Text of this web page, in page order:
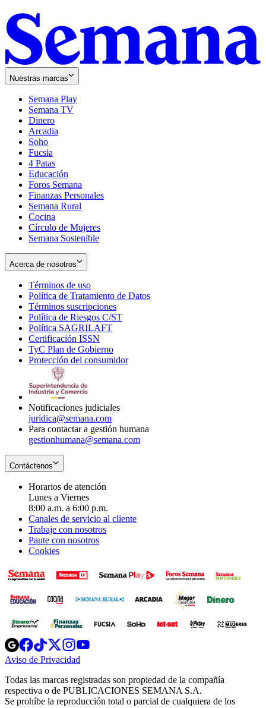
Nuestras marcas
Semana Play
Semana TV
Dinero
Arcadia
Soho
in
new
window
Fucsia
in
new
window
4 Patas
Educación
Foros Semana
Finanzas Personales
Semana Rural
Cocina
Círculo de Mujeres
Semana Sostenible
Acerca de nosotros
Términos de uso
in
new
window
Política de Tratamiento de Datos
Términos suscripciones
in
Política de Riesgos C/ST
Política SAGRILAFT
new
window
Certificación ISSN
in
new
TyC Plan de Gobierno
in
Protección del consumidorOpens
Notificaciones judiciales
juridica@semana.com
Para contactar a gestión humana
gestionhumana@semana.com
Contáctenos
Horarios de atención
Lunes a Viernes
8:00 a.m. a 6:00 p.m.
Canales de servicio al cliente
Trabaje con nosotros
Paute con nosotros
Cookies
Opens
in
new
Opens
in
new
Opens
in
new
window
Opens
new
windowwindow
Aviso de Privacidad
new
window
Todas las marcas registradas son propiedad de la compañía
respectiva o de PUBLICACIONES SEMANA S.A.
Se prohíbe la reproducción total o parcial de cualquiera de los